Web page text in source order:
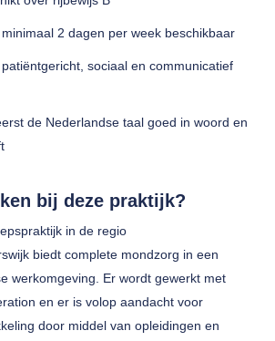
2 dagen per week beschikbaar
sociaal en communicatief
de Nederlandse taal goed in woord en
bij deze praktijk?
in de regio
biedt complete mondzorg in een
werkomgeving. Er wordt gewerkt met
en er is volop aandacht voor
door middel van opleidingen en